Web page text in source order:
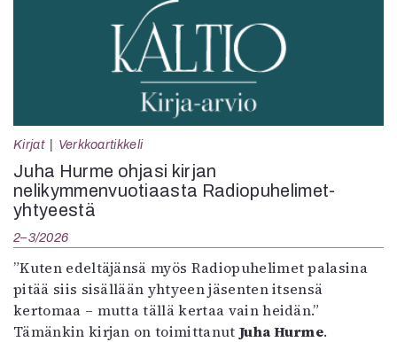
Kirjat Verkkoartikkeli
Juha Hurme ohjasi kirjan
nelikymmenvuotiaasta Radiopuhelimet-
yhtyeestä
2–3/2026
”Kuten edeltäjänsä myös Radiopuhelimet palasina
pitää siis sisällään yhtyeen jäsenten itsensä
kertomaa – mutta tällä kertaa vain heidän.”
Tämänkin kirjan on toimittanut Juha Hurme.